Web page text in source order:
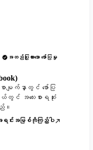
အတည်ပြုထားသော ဖော်ပြမှု
ာမျက်နှာတွင် ဖော်ပြ
င် အလေးစားရဆုံး
။
ရင်းအမြစ်ကိုကြည့်ပါ